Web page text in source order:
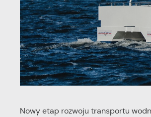
Nowy etap rozwoju transportu